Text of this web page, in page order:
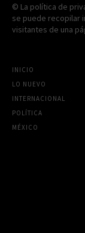
© La política de
se puede recopilar
visitantes de una
INICIO
LO NUEVO
INTERNACIONAL
POLÍTICA
MÉXICO